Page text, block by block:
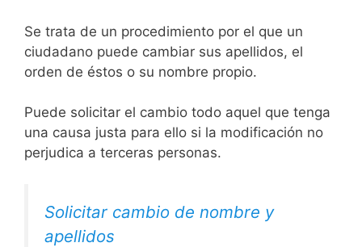
Se trata de un procedimiento por el que un
ciudadano puede cambiar sus apellidos, el
orden de éstos o su nombre propio.
Puede solicitar el cambio todo aquel que tenga
una causa justa para ello si la modificación no
perjudica a terceras personas.
Solicitar cambio de nombre y
apellidos